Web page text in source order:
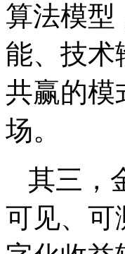
算法模型
能、技术
共赢的模
场。
其三，
可见、可